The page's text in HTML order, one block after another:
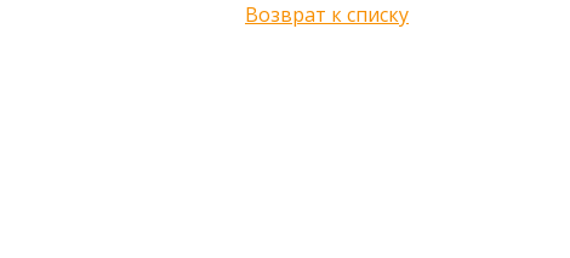
Возврат к списку